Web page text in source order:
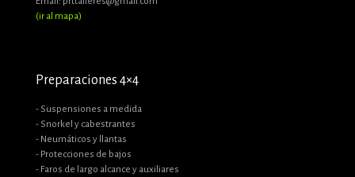
(ir al mapa)
Preparaciones 4×4
- Suspensiones a medida
- Snorkel y cabestrantes
- Neumáticos y llantas
- Protecciones de bajos
- Faros de largo alcance y auxiliares